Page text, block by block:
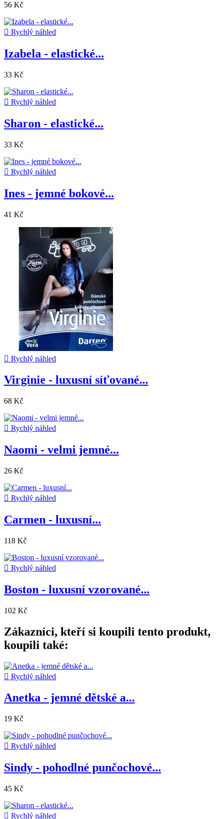
56 Kč
 Rychlý náhled
Izabela - elastické...
33 Kč
 Rychlý náhled
Sharon - elastické...
33 Kč
 Rychlý náhled
Ines - jemné bokové...
41 Kč
 Rychlý náhled
Virginie - luxusní síťované...
68 Kč
 Rychlý náhled
Naomi - velmi jemné...
26 Kč
 Rychlý náhled
Carmen - luxusní...
118 Kč
 Rychlý náhled
Boston - luxusní vzorované...
102 Kč
Zákazníci, kteří si koupili tento produkt,
koupili také:
 Rychlý náhled
Anetka - jemné dětské a...
19 Kč
 Rychlý náhled
Sindy - pohodlné punčochové...
45 Kč
 Rychlý náhled